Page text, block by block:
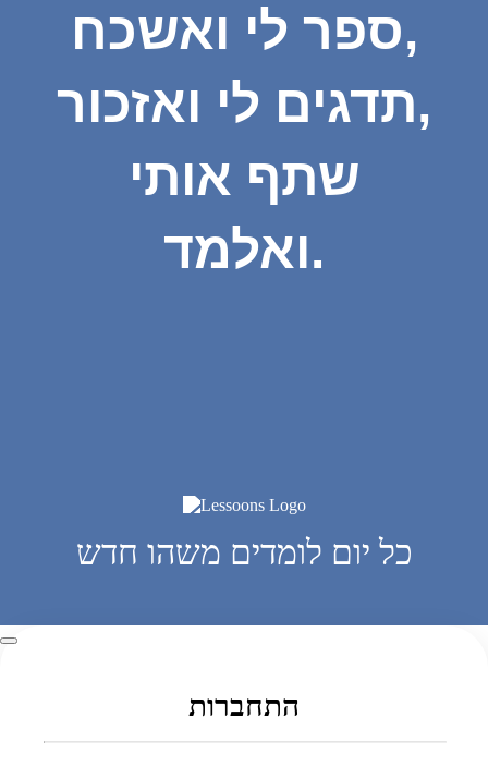
ספר לי ואשכח,
תדגים לי ואזכור,
שתף אותי
ואלמד.
כל יום לומדים משהו חדש
התחברות